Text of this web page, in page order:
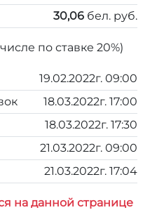
30,06 бел. руб.
по ставке 20%)
19.02.2022г. 09:00
18.03.2022г. 17:00
18.03.2022г. 17:30
21.03.2022г. 09:00
21.03.2022г. 17:04
на данной странице